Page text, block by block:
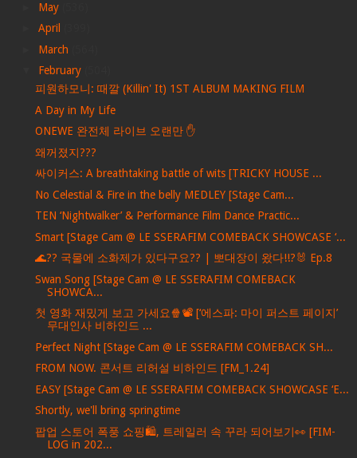
May
April
March
February
피원하모니: 때깔 (Killin' It) 1ST ALBUM MAKING FILM
A Day in My Life
ONEWE 완전체 라이브 오랜만 ✋
왜꺼졌지???
싸이커스: A breathtaking battle of wits [TRICKY HOUSE ...
No Celestial & Fire in the belly MEDLEY [Stage Cam...
TEN ‘Nightwalker’ & Performance Film Dance Practic...
Smart [Stage Cam @ LE SSERAFIM COMEBACK SHOWCASE ‘...
🌊?? 국물에 소화제가 있다구요?? | 뽀대장이 왔다!!?🐰 Ep.8
Swan Song [Stage Cam @ LE SSERAFIM COMEBACK
SHOWCA...
첫 영화 재밌게 보고 가세요🍿📽️ [‘에스파: 마이 퍼스트 페이지’
무대인사 비하인드 ...
Perfect Night [Stage Cam @ LE SSERAFIM COMEBACK SH...
FROM NOW. 콘서트 리허설 비하인드 [FM_1.24]
EASY [Stage Cam @ LE SSERAFIM COMEBACK SHOWCASE ‘E...
Shortly, we'll bring springtime
팝업 스토어 폭풍 쇼핑🛍️, 트레일러 속 꾸라 되어보기👀 [FIM-
LOG in 202...